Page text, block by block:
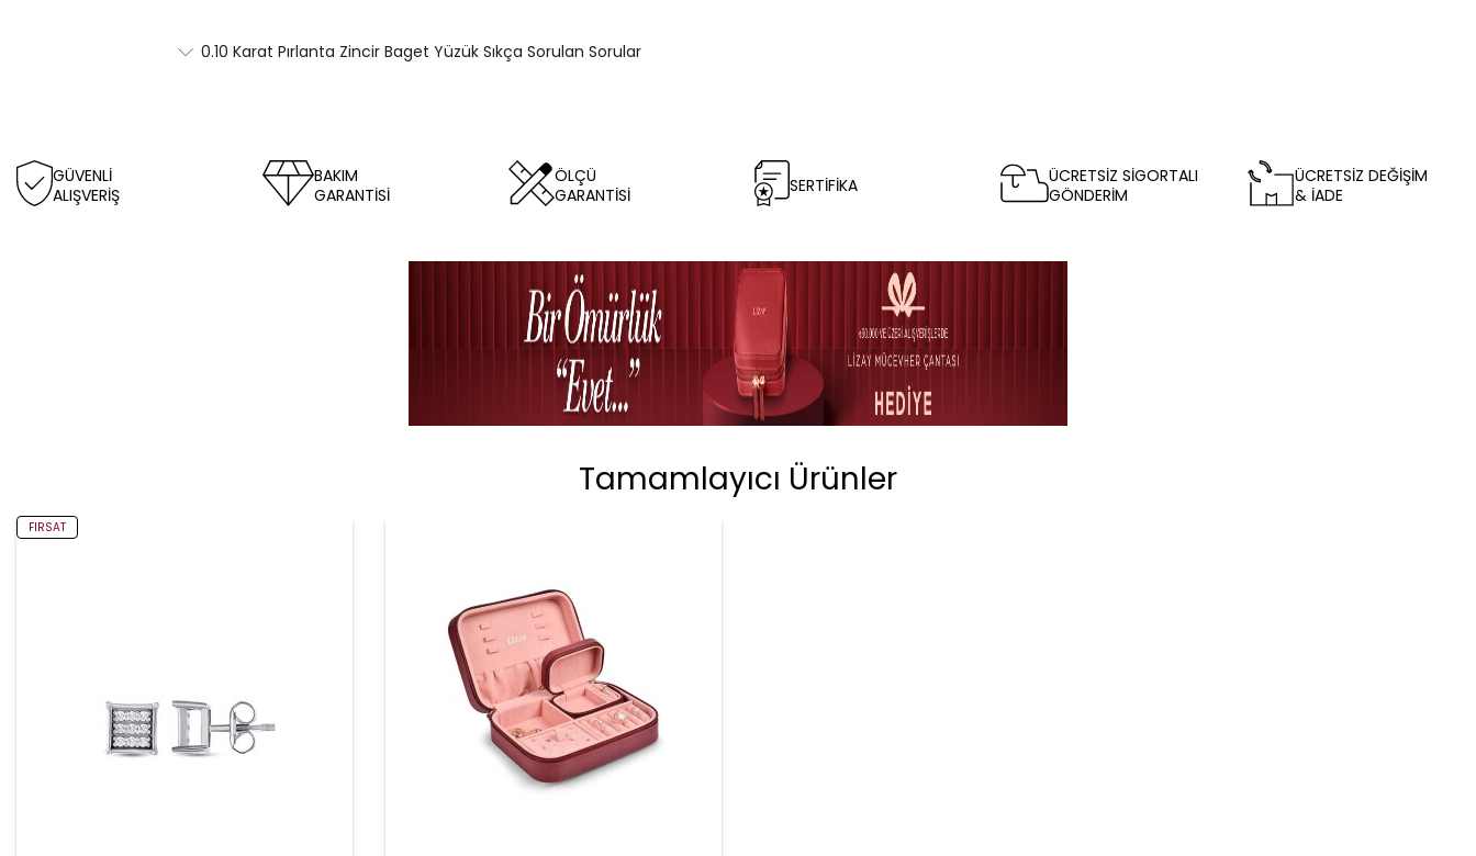
0.10 Karat Pırlanta Zincir Baget Yüzük Sıkça Sorulan Sorular
GÜVENLİ
ALIŞVERİŞ
BAKIM
GARANTİSİ
ÖLÇÜ
GARANTİSİ
SERTİFİKA
ÜCRETSİZ SİGORTALI
GÖNDERİM
ÜCRETSİZ DEĞİŞİM
& İADE
Tamamlayıcı Ürünler
FIRSAT